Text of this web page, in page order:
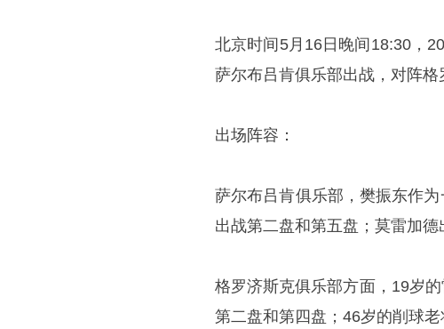
北京时间5月16日晚间18:30，
萨尔布吕肯俱乐部出战，对阵格
出场阵容：
萨尔布吕肯俱乐部， 樊振东作为
出战第二盘和第五盘；莫雷加德
格罗济斯克俱乐部方面，19岁
第二盘和第四盘；46岁的削球老